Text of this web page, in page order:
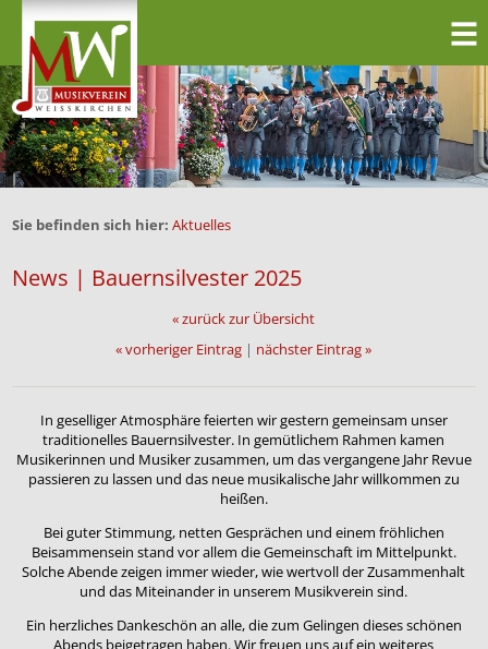
Sie befinden sich hier: Aktuelles
News | Bauernsilvester 2025
« zurück zur Übersicht
« vorheriger Eintrag | nächster Eintrag »
In geselliger Atmosphäre feierten wir gestern gemeinsam unser
traditionelles Bauernsilvester. In gemütlichem Rahmen kamen
Musikerinnen und Musiker zusammen, um das vergangene Jahr Revue
passieren zu lassen und das neue musikalische Jahr willkommen zu
heißen.
Bei guter Stimmung, netten Gesprächen und einem fröhlichen
Beisammensein stand vor allem die Gemeinschaft im Mittelpunkt.
Solche Abende zeigen immer wieder, wie wertvoll der Zusammenhalt
und das Miteinander in unserem Musikverein sind.
Ein herzliches Dankeschön an alle, die zum Gelingen dieses schönen
Abends beigetragen haben. Wir freuen uns auf ein weiteres